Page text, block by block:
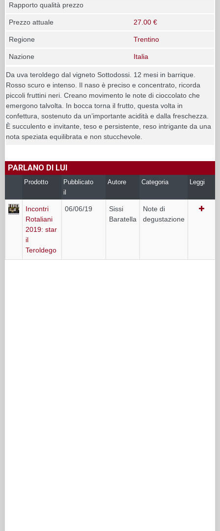
Rapporto qualità prezzo
Prezzo attuale 27.00 €
Regione Trentino
Nazione Italia
Da uva teroldego dal vigneto Sottodossi. 12 mesi in barrique.
Rosso scuro e intenso. Il naso è preciso e concentrato, ricorda
piccoli fruttini neri. Creano movimento le note di cioccolato che
emergono talvolta. In bocca torna il frutto, questa volta in
confettura, sostenuto da un’importante acidità e dalla freschezza.
È succulento e invitante, teso e persistente, reso intrigante da una
nota speziata equilibrata e non stucchevole.
PARLANO DI LUI
Prodotto
Pubblicato
il
Autore Categoria Leggi
Incontri
Rotaliani
2019: star
il
Teroldego
06/06/19
Sissi
Baratella
Note di
degustazione